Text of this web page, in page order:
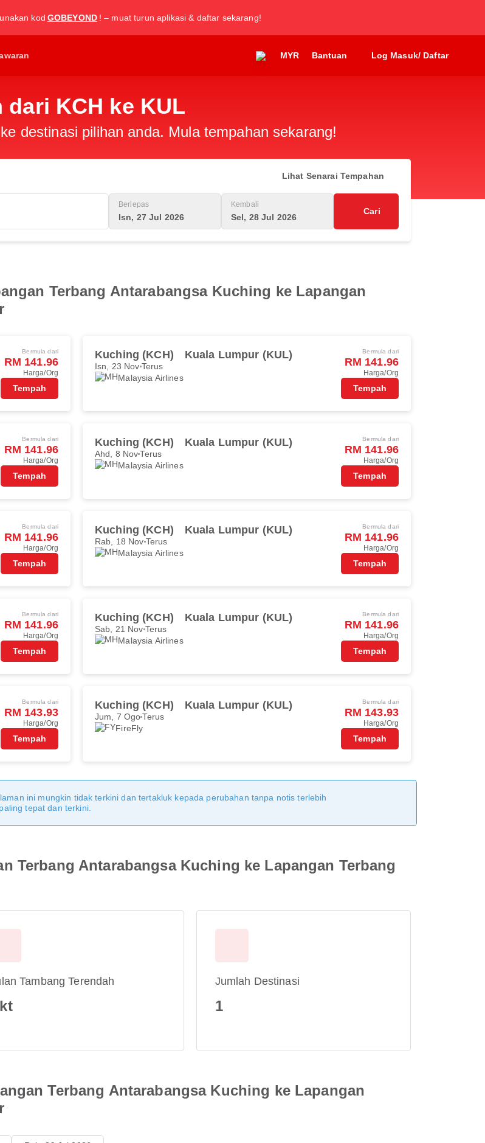
kod GOBEYOND ! – muat turun aplikasi & daftar sekarang!
MYR Bantuan Log Masuk/ Daftar
dari KCH ke KUL
destinasi pilihan anda. Mula tempahan sekarang!
Lihat Senarai Tempahan
Berlepas
Isn, 27 Jul 2026
Kembali
Sel, 28 Jul 2026
Cari
Terbang Antarabangsa Kuching ke Lapangan
Bermula dari
RM 141.96
Harga/Org
Tempah
Kuching (KCH) Kuala Lumpur (KUL)
Isn, 23 Nov Terus
Malaysia Airlines
Bermula dari
RM 141.96
Harga/Org
Tempah
Bermula dari
RM 141.96
Harga/Org
Tempah
Kuching (KCH) Kuala Lumpur (KUL)
Ahd, 8 NovTerus
Malaysia Airlines
Bermula dari
RM 141.96
Harga/Org
Tempah
Bermula dari
RM 141.96
Harga/Org
Tempah
Kuching (KCH) Kuala Lumpur (KUL)
Rab, 18 Nov Terus
Malaysia Airlines
Bermula dari
RM 141.96
Harga/Org
Tempah
Bermula dari
RM 141.96
Harga/Org
Tempah
Kuching (KCH) Kuala Lumpur (KUL)
Sab, 21 Nov Terus
Malaysia Airlines
Bermula dari
RM 141.96
Harga/Org
Tempah
Bermula dari
RM 143.93
Harga/Org
Tempah
Kuching (KCH) Kuala Lumpur (KUL)
Jum, 7 OgoTerus
FireFly
Bermula dari
RM 143.93
Harga/Org
Tempah
ini mungkin tidak terkini dan tertakluk kepada perubahan tanpa notis terlebih
tepat dan terkini.
Terbang Antarabangsa Kuching ke Lapangan Terbang
Tambang Terendah Jumlah Destinasi
1
Terbang Antarabangsa Kuching ke Lapangan